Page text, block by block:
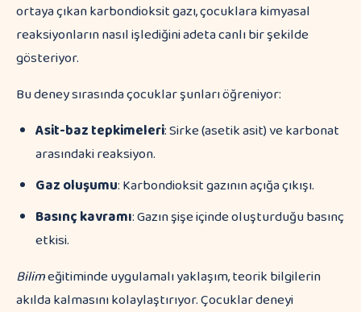
ortaya çıkan karbondioksit gazı, çocuklara kimyasal
reaksiyonların nasıl işlediğini adeta canlı bir şekilde
gösteriyor.
Bu deney sırasında çocuklar şunları öğreniyor:
Asit-baz tepkimeleri: Sirke (asetik asit) ve karbonat
arasındaki reaksiyon.
Gaz oluşumu: Karbondioksit gazının açığa çıkışı.
Basınç kavramı: Gazın şişe içinde oluşturduğu basınç
etkisi.
Bilimeğitiminde uygulamalı yaklaşım, teorik bilgilerin
akılda kalmasını kolaylaştırıyor. Çocuklar deneyi